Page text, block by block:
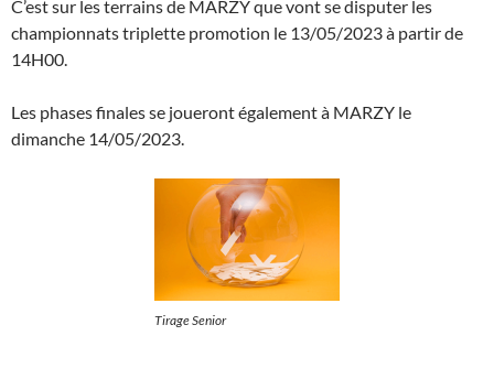
C’est sur les terrains de MARZY que vont se disputer les
championnats triplette promotion le 13/05/2023 à partir de
14H00.
Les phases finales se joueront également à MARZY le
dimanche 14/05/2023.
Tirage Senior